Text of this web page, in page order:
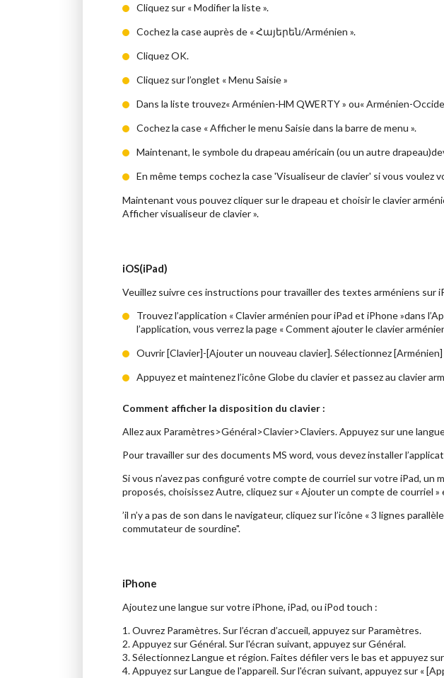
Cliquez sur « Modifier la liste ».
Cochez la case auprès de « Հայերեն/Arménien ».
Cliquez OK.
Cliquez sur l’onglet « Menu Saisie »
Dans la liste trouvez« Arménien-HM QWERTY » ou« Arménien-
Cochez la case « Afficher le menu Saisie dans la barre de menu ».
Maintenant, le symbole du drapeau américain (ou un autre
En même temps cochez la case 'Visualiseur de clavier' si vous voulez
Maintenant vous pouvez cliquer sur le drapeau et choisir le clavier
Afficher visualiseur de clavier ».
iOS(iPad)
Veuillez suivre ces instructions pour travailler des textes arméniens sur
Trouvez l’application « Clavier arménien pour iPad et iPhone »dans
l’application, vous verrez la page « Comment ajouter le clavier
Ouvrir [Clavier]-[Ajouter un nouveau clavier]. Sélectionnez
Appuyez et maintenez l’icône Globe du clavier et passez au clavier
Comment afficher la disposition du clavier :
Allez aux Paramètres>Général>Clavier>Claviers. Appuyez sur une
Pour travailler sur des documents MS word, vous devez installer
Si vous n’avez pas configuré votre compte de courriel sur votre iPad, un
proposés, choisissez Autre, cliquez sur « Ajouter un compte de courriel
’il n’y a pas de son dans le navigateur, cliquez sur l’icône « 3 lignes
commutateur de sourdine".
iPhone
Ajoutez une langue sur votre iPhone, iPad, ou iPod touch :
1. Ouvrez Paramètres. Sur l’écran d’accueil, appuyez sur Paramètres.
2. Appuyez sur Général. Sur l'écran suivant, appuyez sur Général.
3. Sélectionnez Langue et région. Faites défiler vers le bas et appuyez
4. Appuyez sur Langue de l'appareil. Sur l'écran suivant, appuyez sur «